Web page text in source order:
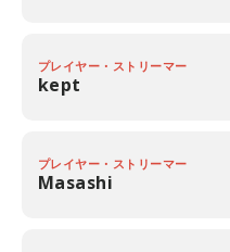
プレイヤー・ストリーマー
kept
プレイヤー・ストリーマー
Masashi